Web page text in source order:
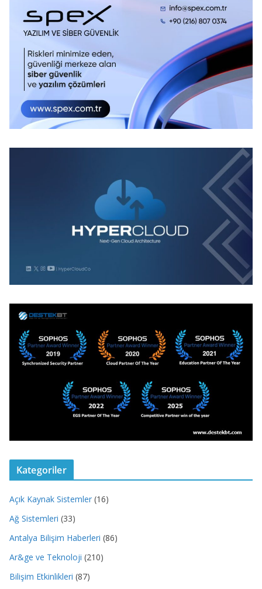
Kategoriler
Açık Kaynak Sistemler (16)
Ağ Sistemleri (33)
Antalya Bilişim Haberleri (86)
Ar&ge ve Teknoloji (210)
Bilişim Etkinlikleri (87)